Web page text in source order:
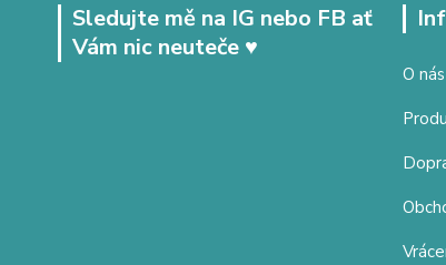
Sledujte mě na IG nebo FB ať
Vám nic neuteče ♥
O nás